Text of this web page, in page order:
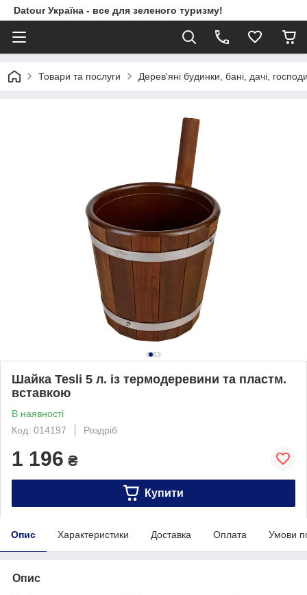
Datour Україна - все для зеленого туризму!
Товари та послуги Дерев'яні будинки, бані, дачі,
Шайка Tesli 5 л. із термодеревини та пластм.
вставкою
В наявності
Код: 014197
Роздріб
1 196 ₴
Купити
Опис Характеристики Доставка Оплата Умови
Опис